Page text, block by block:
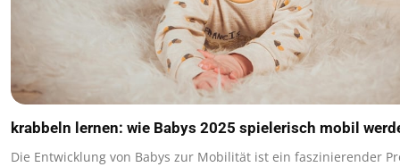
krabbeln lernen: wie Babys 2025 spielerisch mobil
Die Entwicklung von Babys zur Mobilität ist ein faszinierender